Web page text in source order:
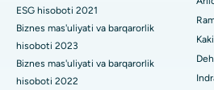
Kalkutta shahridagi Kanal aylanma
shifoxona
CBD Belapur, Navi Mumbaydagi eng
Seramika bilan umumiy tizzani
ERCP
ESG hisoboti 2021
Biznes mas'uliyati va barqarorlik
hisoboti 2023
Biznes mas'uliyati va barqarorlik
hisoboti 2022